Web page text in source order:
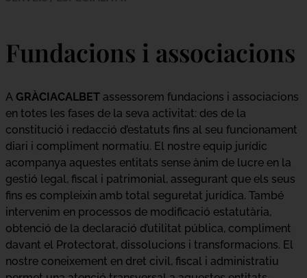
Fundacions i associacions
A GRÀCIACALBET assessorem fundacions i associacions
en totes les fases de la seva activitat: des de la
constitució i redacció d’estatuts fins al seu funcionament
diari i compliment normatiu. El nostre equip jurídic
acompanya aquestes entitats sense ànim de lucre en la
gestió legal, fiscal i patrimonial, assegurant que els seus
fins es compleixin amb total seguretat jurídica. També
intervenim en processos de modificació estatutària,
obtenció de la declaració d’utilitat pública, compliment
davant el Protectorat, dissolucions i transformacions. El
nostre coneixement en dret civil, fiscal i administratiu